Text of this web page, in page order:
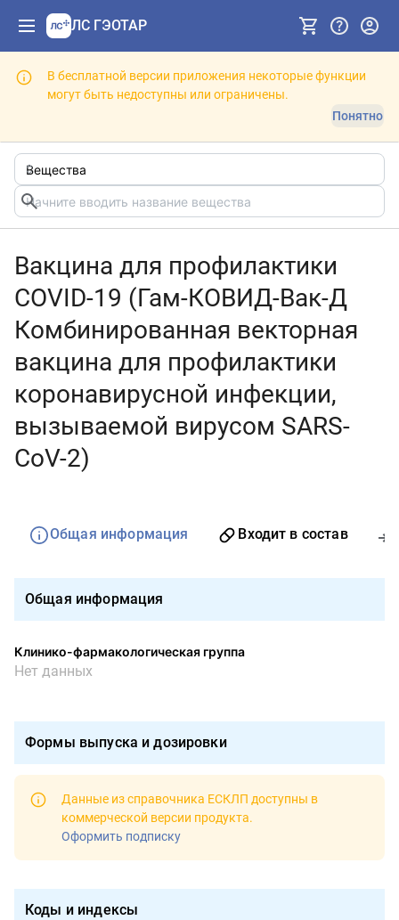
ЛС ГЭОТАР
В бесплатной версии приложения некоторые функции
могут быть недоступны или ограничены.
Понятно
Вакцина для профилактики
COVID-19 (Гам-КОВИД-Вак-Д
Комбинированная векторная
вакцина для профилактики
коронавирусной инфекции,
вызываемой вирусом SARS-
CoV-2)
Общая информация Входит в состав
Общая информация
Клинико-фармакологическая группа
Нет данных
Формы выпуска и дозировки
Данные из справочника ЕСКЛП доступны в
коммерческой версии продукта.
Оформить подписку
Коды и индексы